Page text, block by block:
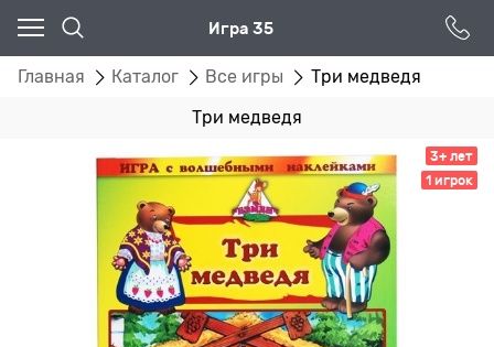
Игра 35
Главная Каталог Все игры Три медведя
Три медведя
3+ лет
1 игрок